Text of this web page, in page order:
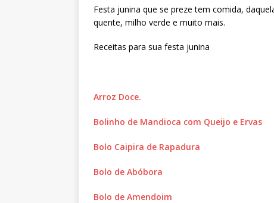
Festa junina que se preze tem comida,
quente, milho verde e muito mais.
Receitas para sua festa junina
Arroz Doce.
Bolinho de Mandioca com Queijo e Ervas
Bolo Caipira de Rapadura
Bolo de Abóbora
Bolo de Amendoim